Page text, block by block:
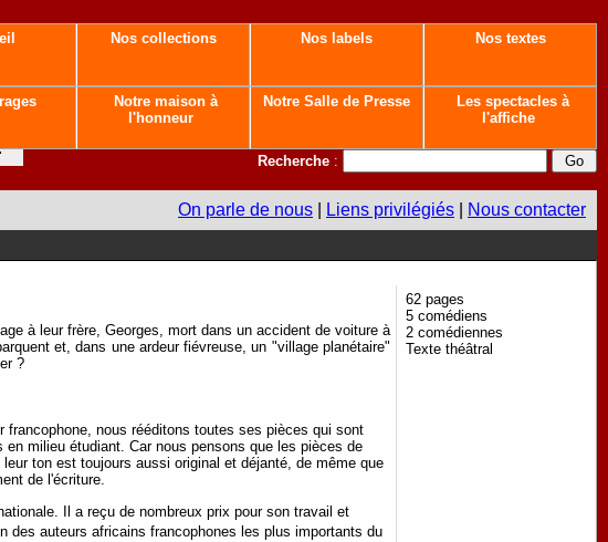
Nos collections Nos labels Nos textes
Notre maison à
l'honneur
Notre Salle de Presse
Les spectacles à
l'affiche
Recherche :
On parle de nous Liens privilégiés Nous contacter
à leur frère, Georges, mort dans un accident de voiture à
et, dans une ardeur fiévreuse, un "village planétaire"
?
nous rééditons toutes ses pièces qui sont
milieu étudiant. Car nous pensons que les pièces de
ton est toujours aussi original et déjanté, de même que
de l'écriture.
Il a reçu de nombreux prix pour son travail et
des auteurs africains francophones les plus importants du
62 pages
5 comédiens
2 comédiennes
Texte théâtral